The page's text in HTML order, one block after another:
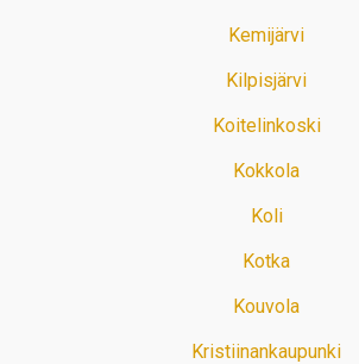
Kemijärvi
Kilpisjärvi
Koitelinkoski
Kokkola
Koli
Kotka
Kouvola
Kristiinankaupunki